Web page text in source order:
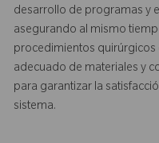
desarrollo de programas y
asegurando al mismo
procedimientos quirúrgicos
adecuado de materiales y
para garantizar la
sistema.